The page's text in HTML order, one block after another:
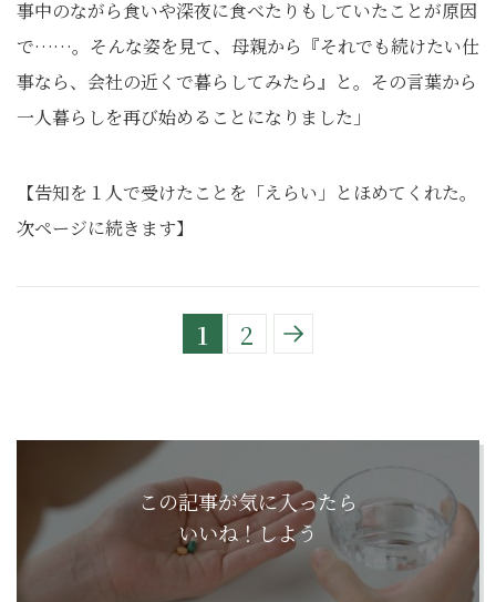
事中のながら食いや深夜に食べたりもしていたことが原因
で……。そんな姿を見て、母親から『それでも続けたい仕
事なら、会社の近くで暮らしてみたら』と。その言葉から
一人暮らしを再び始めることになりました」
【告知を１人で受けたことを「えらい」とほめてくれた。
次ページに続きます】
1 2
この記事が気に入ったら
いいね！しよう